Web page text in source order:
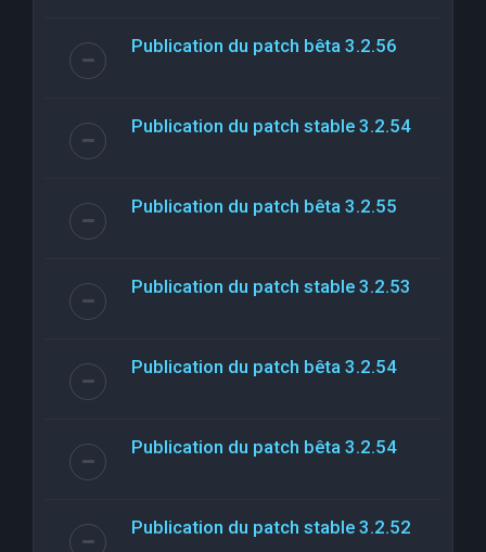
Publication du patch bêta 3.2.56
Publication du patch stable 3.2.54
Publication du patch bêta 3.2.55
Publication du patch stable 3.2.53
Publication du patch bêta 3.2.54
Publication du patch bêta 3.2.54
Publication du patch stable 3.2.52